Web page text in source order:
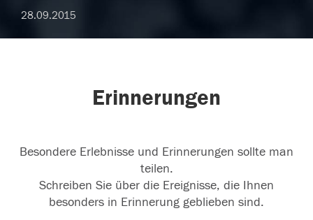
28.09.2015
Erinnerungen
Besondere Erlebnisse und Erinnerungen sollte man
teilen.
Schreiben Sie über die Ereignisse, die Ihnen
besonders in Erinnerung geblieben sind.